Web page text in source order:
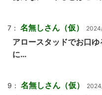
7： 名無しさん（仮）
アロースタッドでお口
に…
9： 名無しさん（仮）